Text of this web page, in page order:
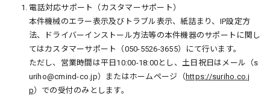
1. 電話対応サポート（カスタマーサポート）
本件機械のエラー表示及びトラブル表示、紙詰まり、IP設定方
法、ドライバーインストール方法等の本件機器のサポートに関し
てはカスタマーサポート（050-5526-3655）にて行います。
ただし、営業時間は平日10:00-18:00とし、土日祝日はメール（s
uriho@cmind-co.jp）またはホームページ（ https://suriho.co.j
p）での受付のみとします。